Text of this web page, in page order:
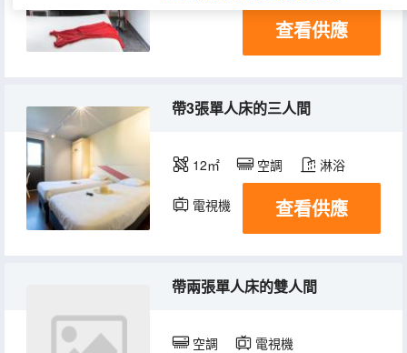
查看供應
帶3張單人床的三人間
12㎡ 空調 淋浴
電視機 查看供應
帶兩張單人床的雙人間
空調 電視機